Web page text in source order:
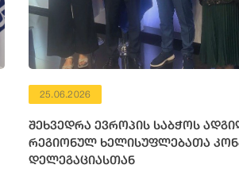
25.06.2026
შეხვედრა ევროპის საბჭოს
რეგიონულ ხელისუფლებათა
დელეგაციასთან